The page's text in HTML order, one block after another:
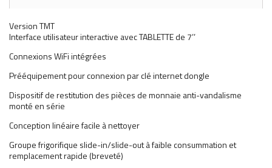
Version TMT
Interface utilisateur interactive avec TABLETTE de 7’’
Connexions WiFi intégrées
Prééquipement pour connexion par clé internet dongle
Dispositif de restitution des pièces de monnaie anti-vandalisme
monté en série
Conception linéaire facile à nettoyer
Groupe frigorifique slide-in/slide-out à faible consummation et
remplacement rapide (breveté)